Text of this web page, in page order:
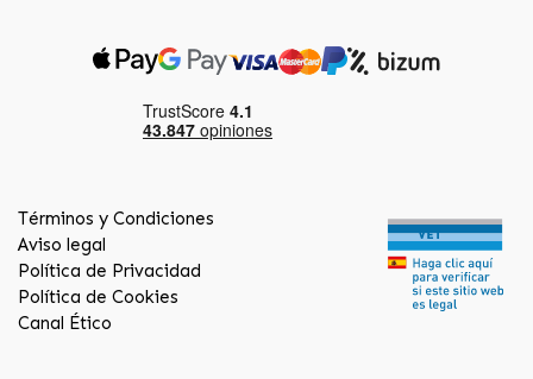
Términos y Condiciones
Aviso legal
Política de Privacidad
Política de Cookies
Canal Ético